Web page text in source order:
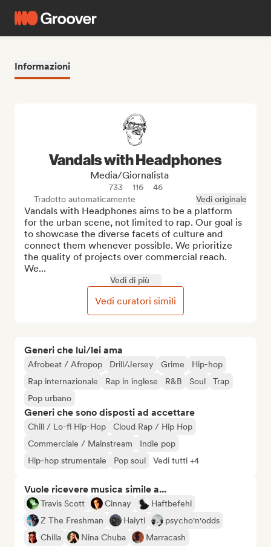
Informazioni
Generi che lui/lei ama
Afrobeat / Afropop Drill/Jersey Grime
Hip-hop
Rap internazionale
Rap in inglese R&B Soul
Trap
Pop urbano
Generi che sono disposti ad accettare
Chill / Lo-fi Hip-Hop
Cloud Rap / Hip Hop
Commerciale / Mainstream
Indie pop
Hip-hop strumentale
Pop soul Vedi tutti +4
Vuole ricevere musica simile a...
Travis Scott Cinnay
Haftbefehl
Z The Freshman
Haiyti
psycho'n'odds
Chilla
Nina Chuba Marracash
Vandals with Headphones
Media/Giornalista
733 116
46
Tradotto automaticamente
Vedi originale
Vandals with Headphones aims to be a platform
for the urban scene, not limited to rap. Our goal is
to showcase the diverse facets of culture and
connect them whenever possible. We prioritize
the quality of projects over commercial reach.
We...
Vedi di più
Vedi curatori simili